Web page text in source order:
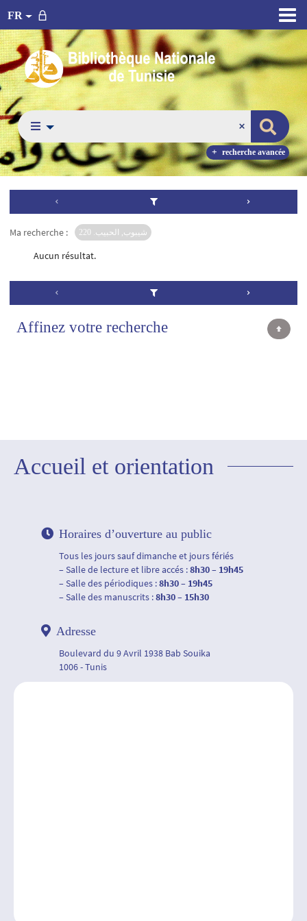
FR
recherche avancée
Ma recherche : شيبوب, الحبيب. 220
Aucun résultat.
Affinez votre recherche
Accueil et orientation
Horaires d’ouverture au public
Tous les jours sauf dimanche et jours fériés
– Salle de lecture et libre accés :8h30 – 19h45
– Salle des périodiques :8h30 – 19h45
– Salle des manuscrits :8h30 – 15h30
Adresse
Boulevard du 9 Avril 1938 Bab Souika
1006 - Tunis